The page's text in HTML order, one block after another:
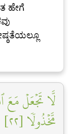
ಹೇಗೆ
لَّا تَجۡعَلۡ مَعَ
مَّخۡذُولٗا [٢٢]